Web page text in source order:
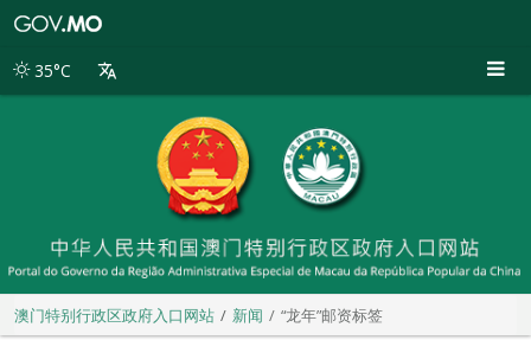
别
35°C
澳门特别行政区政府入口网站 新闻 “龙年”邮资标签